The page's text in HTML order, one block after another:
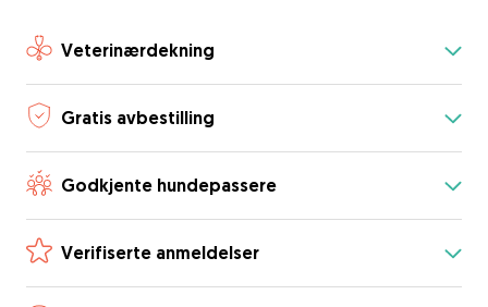
Veterinærdekning
Gratis avbestilling
Godkjente hundepassere
Verifiserte anmeldelser